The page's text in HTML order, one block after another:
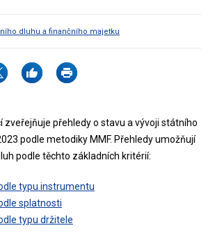
dluhu a finančního majetku
zveřejňuje přehledy o stavu a vývoji státního
podle metodiky MMF. Přehledy umožňují
podle těchto základních kritérií:
typu instrumentu
splatnosti
typu držitele